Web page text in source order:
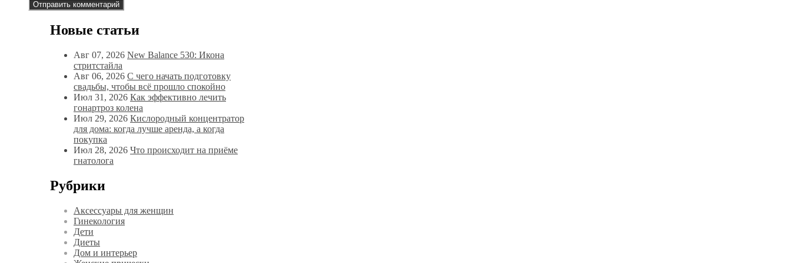
Новые статьи
Авг 07, 2026 New Balance 530: Икона
стритстайла
Авг 06, 2026 С чего начать подготовку
свадьбы, чтобы всё прошло спокойно
Июл 31, 2026 Как эффективно лечить
гонартроз колена
Июл 29, 2026 Кислородный концентратор
для дома: когда лучше аренда, а когда
покупка
Июл 28, 2026 Что происходит на приёме
гнатолога
Рубрики
Аксессуары для женщин
Гинекология
Дети
Диеты
Дом и интерьер